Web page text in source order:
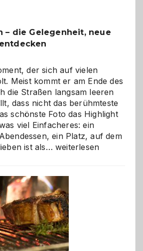
– die Gelegenheit, neue
der sich auf vielen
Meist kommt er am Ende des
die Straßen langsam leeren
dass nicht das berühmteste
schönste Foto das Highlight
viel Einfacheres: ein
ein Platz, auf dem
ist als… Als
–
die
Gelegenheit,
neue
Reiseziele
zu
entdecken
weiterlesen